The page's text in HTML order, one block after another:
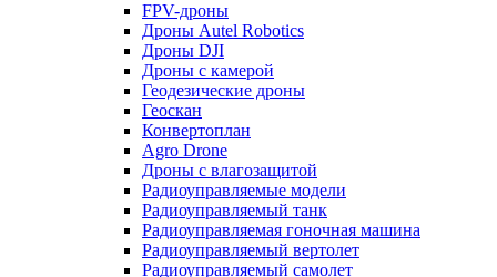
FPV-дроны
Дроны Autel Robotics
Дроны DJI
Дроны с камерой
Геодезические дроны
Геоскан
Конвертоплан
Agro Drone
Дроны с влагозащитой
Радиоуправляемые модели
Радиоуправляемый танк
Радиоуправляемая гоночная машина
Радиоуправляемый вертолет
Радиоуправляемый самолет